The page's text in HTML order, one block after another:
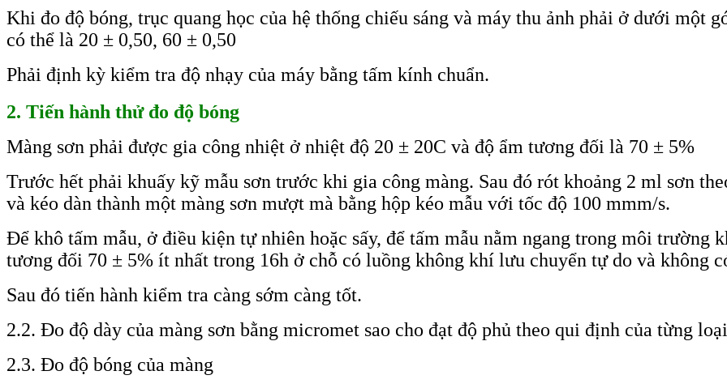
Khi đo độ bóng, trục quang học của hệ thống chiếu sáng và máy thu ảnh phải ở dưới một
có thể là 20 ± 0,50, 60 ± 0,50
Phải định kỳ kiểm tra độ nhạy của máy bằng tấm kính chuẩn.
2. Tiến hành thử đo độ bóng
Màng sơn phải được gia công nhiệt ở nhiệt độ 20 ± 20C và độ ẩm tương đối là 70 ± 5%
Trước hết phải khuấy kỹ mẫu sơn trước khi gia công màng. Sau đó rót khoảng 2 ml sơn
và kéo dàn thành một màng sơn mượt mà bằng hộp kéo mẫu với tốc độ 100 mmm/s.
Để khô tấm mẫu, ở điều kiện tự nhiên hoặc sấy, để tấm mẫu nằm ngang trong môi trường
tương đối 70 ± 5% ít nhất trong 16h ở chỗ có luồng không khí lưu chuyển tự do và không
Sau đó tiến hành kiểm tra càng sớm càng tốt.
2.2. Đo độ dày của màng sơn bằng micromet sao cho đạt độ phủ theo qui định của từng
2.3. Đo độ bóng của màng